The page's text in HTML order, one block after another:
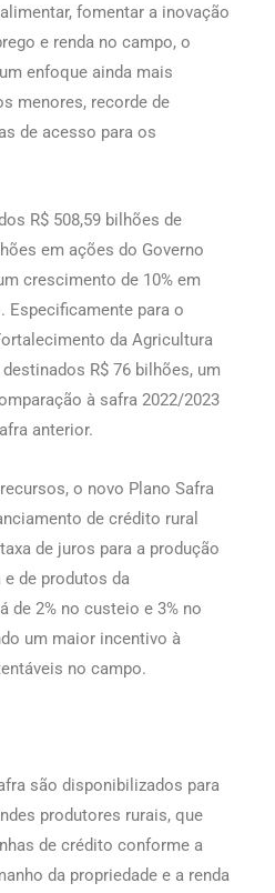
fomentar a inovação
e renda no campo, o
enfoque ainda mais
menores, recorde de
de acesso para os
R$ 508,59 bilhões de
em ações do Governo
crescimento de 10% em
Especificamente para o
da Agricultura
R$ 76 bilhões, um
à safra 2022/2023
anterior.
o novo Plano Safra
de crédito rural
de juros para a produção
de produtos da
de 2% no custeio e 3% no
um maior incentivo à
no campo.
são disponibilizados para
produtores rurais, que
de crédito conforme a
da propriedade e a renda